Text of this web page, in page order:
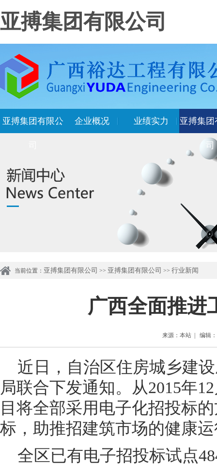
亚搏集团有限公司
亚搏集团有限公 企业概况 业绩实力 亚搏集团
司
当前位置： 亚搏集团有限公司 >> 亚搏集团有限公司 >> 行业新闻
广西全面推进
来源：本站 | 编辑
近日，自治区住房城乡建
局联合下发通知。从2015年
目将全部采用电子化招投标
标，助推招建筑市场的健康
全区已有电子招投标试点